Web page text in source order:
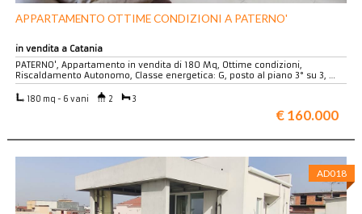
APPARTAMENTO OTTIME CONDIZIONI A PATERNO'
in vendita a Catania
PATERNO', Appartamento in vendita di 180 Mq, Ottime condizioni,
Riscaldamento Autonomo, Classe energetica: G, posto al piano 3° su 3, …
180 mq - 6 vani 2 3
€ 160.000
AD018